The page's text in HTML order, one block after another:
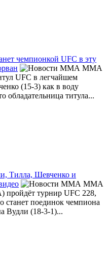
чемпионкой UFC в эту
MMA
UFC в легчайшем
(15-3) как в воду
обладательница титула...
Тилла, Шевченко и
MMA
пройдёт турнир UFC 228,
станет поединок чемпиона
Вудли (18-3-1)...